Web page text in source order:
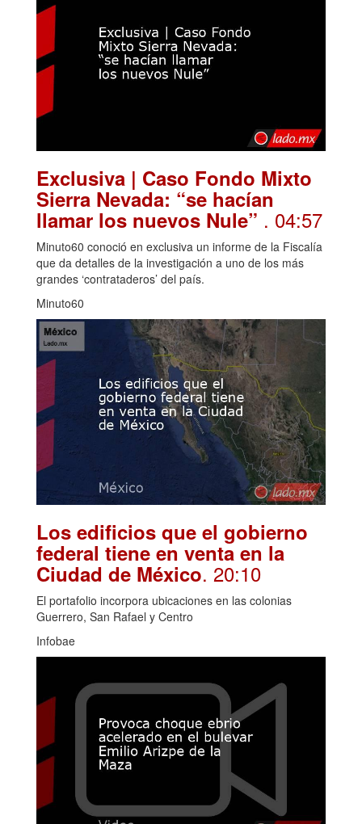
Exclusiva | Caso Fondo Mixto
Sierra Nevada: “se hacían
llamar los nuevos Nule” . 04:57
Minuto60 conoció en exclusiva un informe de la Fiscalía
que da detalles de la investigación a uno de los más
grandes ‘contrataderos’ del país.
Minuto60
Los edificios que el gobierno
federal tiene en venta en la
Ciudad de México. 20:10
El portafolio incorpora ubicaciones en las colonias
Guerrero, San Rafael y Centro
Infobae